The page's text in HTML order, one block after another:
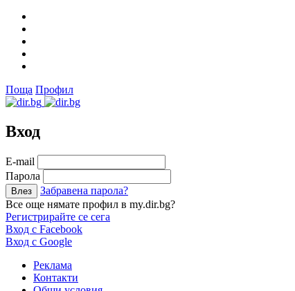
Поща Профил
Вход
Е-mail
Парола
Забравена парола?
Все още нямате профил в my.dir.bg?
Регистрирайте се сега
Вход с Facebook
Вход с Google
Реклама
Контакти